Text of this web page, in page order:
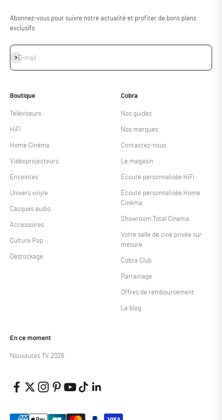
Abonnez-vous pour suivre notre actualité et profiter de bons plans
exclusifs
E-mail
S'inscrire
Boutique
Téléviseurs
HiFi
Home Cinéma
Vidéoprojecteurs
Enceintes
Univers vinyle
Casques audio
Accessoires
Culture Pop
Déstockage
Cobra
Nos guides
Nos marques
Contactez-nous
Le magasin
Écoute personnalisée HiFi
Écoute personnalisée Home
Cinéma
Showroom Total Cinema
Votre salle de ciné privée sur
mesure
Cobra Club
Parrainage
Offres de remboursement
Le blog
En ce moment
Nouvautés TV 2026